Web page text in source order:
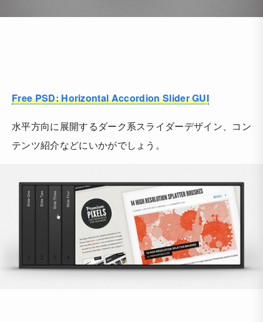
Free PSD: Horizontal Accordion Slider GUI
水平方向に展開するダーク系スライダーデザイン、コン
テンツ紹介などにいかがでしょう。